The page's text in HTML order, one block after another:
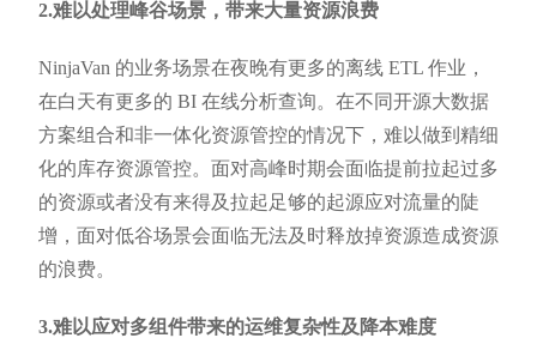
2.难以处理峰谷场景，带来大量资源浪费
NinjaVan 的业务场景在夜晚有更多的离线 ETL 作业，
在白天有更多的 BI 在线分析查询。在不同开源大数据
方案组合和非一体化资源管控的情况下，难以做到精细
化的库存资源管控。面对高峰时期会面临提前拉起过多
的资源或者没有来得及拉起足够的起源应对流量的陡
增，面对低谷场景会面临无法及时释放掉资源造成资源
的浪费。
3.难以应对多组件带来的运维复杂性及降本难度